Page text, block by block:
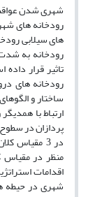
شهری شدن
رودخانه های
های سیلابی
رودخانه به
تاثیر قرار
رودخانه های
ساختار و
ارتباط با
پردازان در
در 3
منظر در
اقدامات
شهری در حیطه